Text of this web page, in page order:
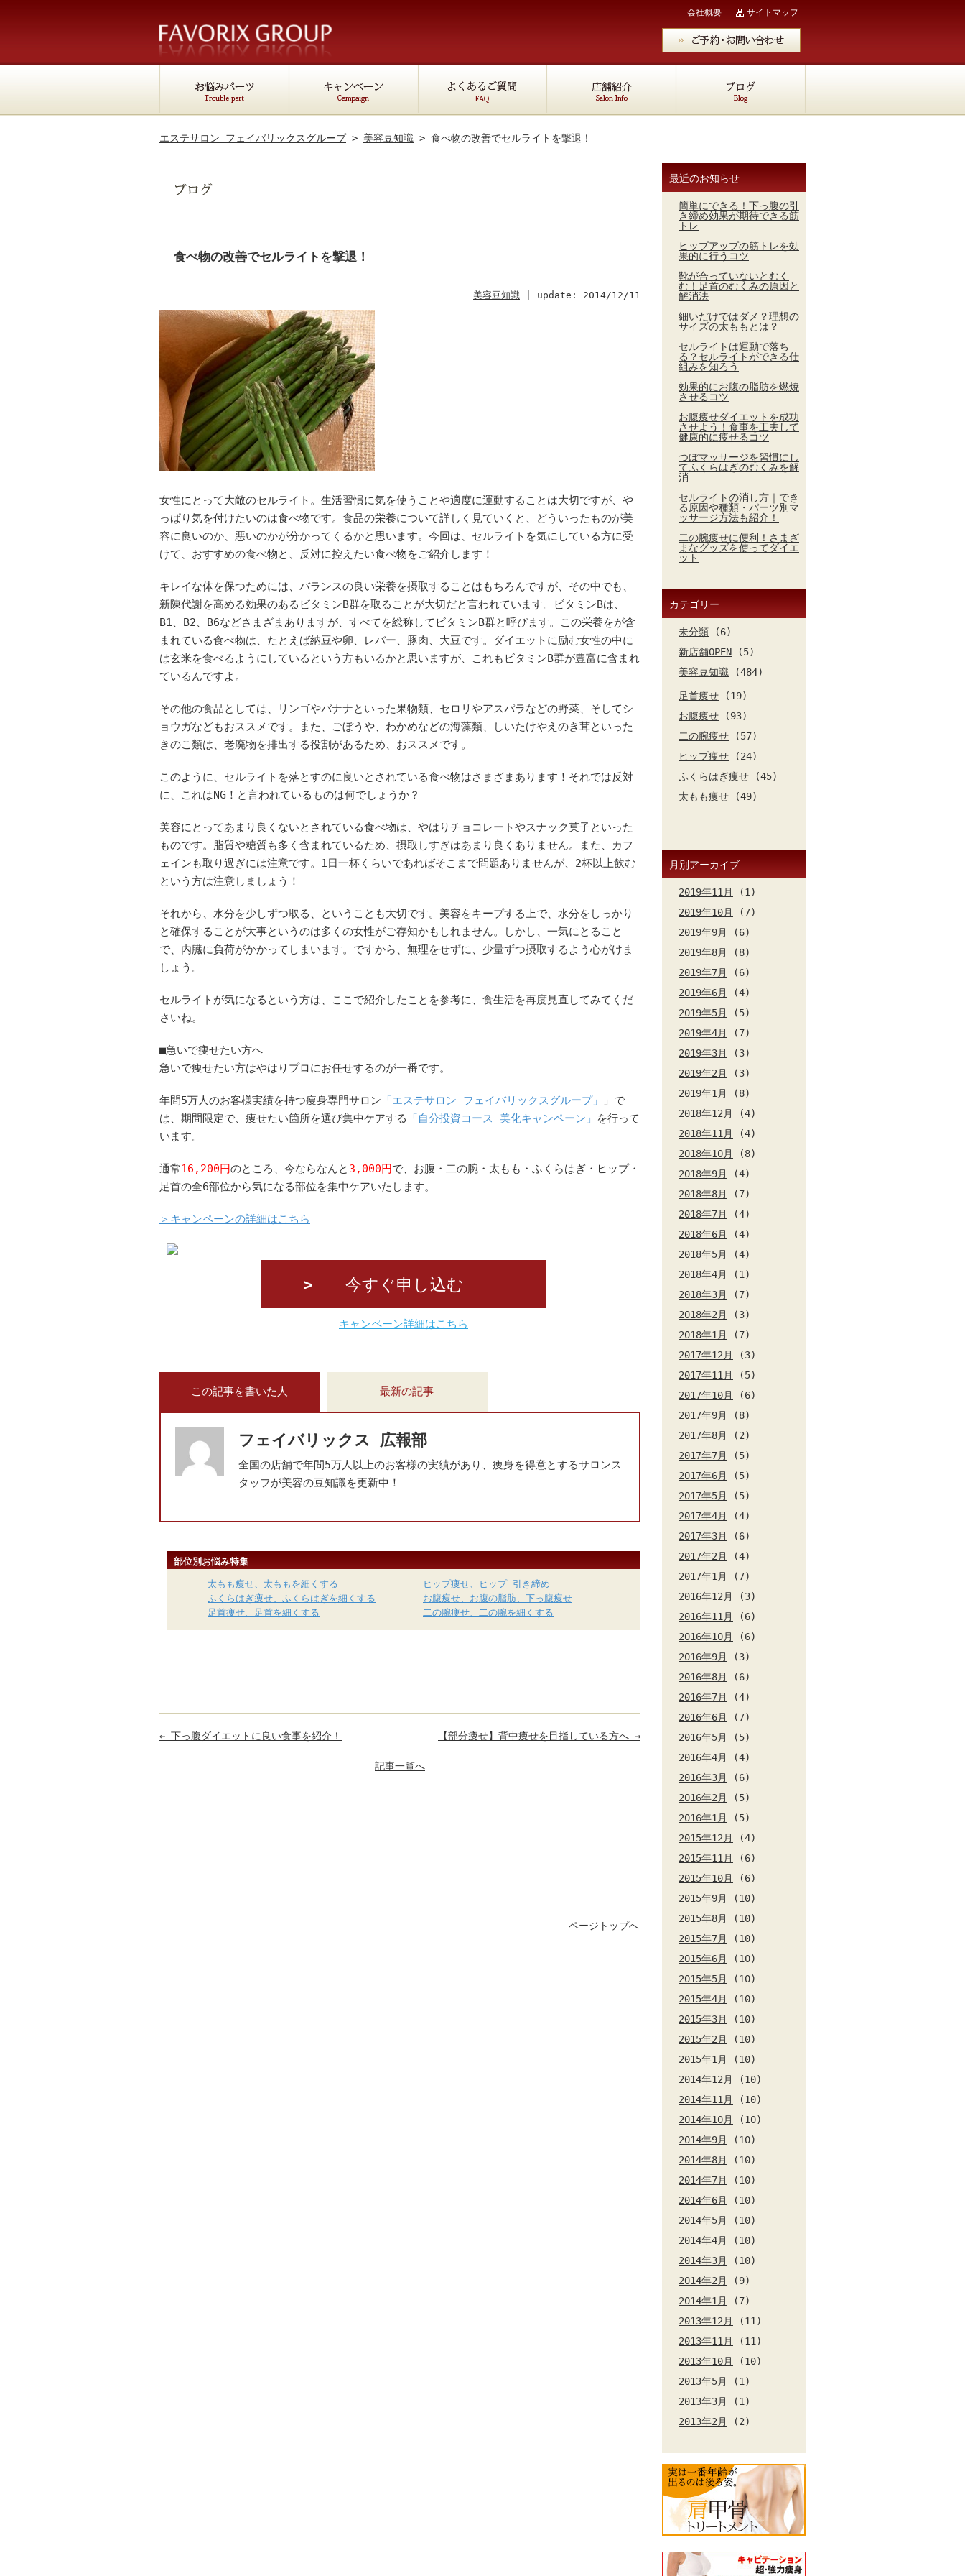
サイトマップ
会社概要
エステサロン フェイバリックスグループ> 美容豆知識 > 食べ物の改善でセルライトを撃退！
最近のお知らせ
簡単にできる！下っ腹の引
き締め効果が期待できる筋
トレ
ヒップアップの筋トレを効
果的に行うコツ
靴が合っていないとむく
む！足首のむくみの原因と
解消法
細いだけではダメ？理想の
サイズの太ももとは？
セルライトは運動で落ち
る？セルライトができる仕
組みを知ろう
効果的にお腹の脂肪を燃焼
させるコツ
お腹痩せダイエットを成功
させよう！食事を工夫して
健康的に痩せるコツ
つぼマッサージを習慣にし
てふくらはぎのむくみを解
消
セルライトの消し方｜でき
る原因や種類・パーツ別マ
ッサージ方法も紹介！
二の腕痩せに便利！さまざ
まなグッズを使ってダイエ
ット
カテゴリー
未分類 (6)
新店舗OPEN (5)
美容豆知識 (484)
足首痩せ (19)
お腹痩せ (93)
二の腕痩せ (57)
ヒップ痩せ (24)
ふくらはぎ痩せ (45)
太もも痩せ (49)
月別アーカイブ
2019年11月
(1)
2019年10月
(7)
2019年9月
(6)
2019年8月
(8)
2019年7月
(6)
2019年6月
(4)
2019年5月
(5)
2019年4月
(7)
2019年3月
(3)
2019年2月
(3)
2019年1月
(8)
2018年12月
(4)
2018年11月
(4)
2018年10月
(8)
2018年9月
(4)
2018年8月
(7)
2018年7月
(4)
2018年6月
(4)
2018年5月
(4)
2018年4月
(1)
2018年3月
(7)
2018年2月
(3)
2018年1月
(7)
2017年12月
(3)
2017年11月
(5)
2017年10月
(6)
2017年9月
(8)
2017年8月
(2)
2017年7月
(5)
2017年6月
(5)
2017年5月
(5)
2017年4月
(4)
2017年3月
(6)
2017年2月
(4)
2017年1月
(7)
2016年12月
(3)
2016年11月
(6)
2016年10月
(6)
2016年9月
(3)
2016年8月
(6)
2016年7月
(4)
2016年6月
(7)
2016年5月
(5)
2016年4月
(4)
2016年3月
(6)
2016年2月
(5)
2016年1月
(5)
2015年12月
(4)
2015年11月
(6)
2015年10月
(6)
2015年9月
(10)
2015年8月
(10)
2015年7月
(10)
2015年6月
(10)
2015年5月
(10)
2015年4月
(10)
2015年3月
(10)
2015年2月
(10)
2015年1月
(10)
2014年12月
(10)
2014年11月
(10)
2014年10月
(10)
2014年9月
(10)
2014年8月
(10)
2014年7月
(10)
2014年6月
(10)
2014年5月
(10)
2014年4月
(10)
2014年3月
(10)
2014年2月
(9)
2014年1月
(7)
2013年12月
(11)
2013年11月
(11)
2013年10月
(10)
2013年5月
(1)
2013年3月
(1)
2013年2月
(2)
食べ物の改善でセルライトを撃退！
美容豆知識 update: 2014/12/11
女性にとって大敵のセルライト。生活習慣に気を使うことや適度に運動することは大切ですが、や
っぱり気を付けたいのは食べ物です。食品の栄養について詳しく見ていくと、どういったものが美
容に良いのか、悪いのかが分かってくるかと思います。今回は、セルライトを気にしている方に受
けて、おすすめの食べ物と、反対に控えたい食べ物をご紹介します！
キレイな体を保つためには、バランスの良い栄養を摂取することはもちろんですが、その中でも、
新陳代謝を高める効果のあるビタミンB群を取ることが大切だと言われています。ビタミンBは、
B1、B2、B6などさまざまありますが、すべてを総称してビタミンB群と呼びます。この栄養をが含
まれている食べ物は、たとえば納豆や卵、レバー、豚肉、大豆です。ダイエットに励む女性の中に
は玄米を食べるようにしているという方もいるかと思いますが、これもビタミンB群が豊富に含まれ
ているんですよ。
その他の食品としては、リンゴやバナナといった果物類、セロリやアスパラなどの野菜、そしてシ
ョウガなどもおススメです。また、ごぼうや、わかめなどの海藻類、しいたけやえのき茸といった
きのこ類は、老廃物を排出する役割があるため、おススメです。
このように、セルライトを落とすのに良いとされている食べ物はさまざまあります！それでは反対
に、これはNG！と言われているものは何でしょうか？
美容にとってあまり良くないとされている食べ物は、やはりチョコレートやスナック菓子といった
ものです。脂質や糖質も多く含まれているため、摂取しすぎはあまり良くありません。また、カフ
ェインも取り過ぎには注意です。1日一杯くらいであればそこまで問題ありませんが、2杯以上飲む
という方は注意しましょう！
それから、水分を少しずつ取る、ということも大切です。美容をキープする上で、水分をしっかり
と確保することが大事というのは多くの女性がご存知かもしれません。しかし、一気にとること
で、内臓に負荷がかかってしまいます。ですから、無理をせずに、少量ずつ摂取するよう心がけま
しょう。
セルライトが気になるという方は、ここで紹介したことを参考に、食生活を再度見直してみてくだ
さいね。
■急いで痩せたい方へ
急いで痩せたい方はやはりプロにお任せするのが一番です。
年間5万人のお客様実績を持つ痩身専門サロン 「エステサロン フェイバリックスグループ」
」で
は、期間限定で、痩せたい箇所を選び集中ケアする
「自分投資コース 美化キャンペーン」
を行って
います。
通常16,200円のところ、今ならなんと 3,000円で、お腹・二の腕・太もも・ふくらはぎ・ヒップ・
足首の全6部位から気になる部位を集中ケアいたします。
＞キャンペーンの詳細はこちら
今すぐ申し込む
キャンペーン詳細はこちら
この記事を書いた人 最新の記事
フェイバリックス 広報部
全国の店舗で年間5万人以上のお客様の実績があり、痩身を得意とするサロンス
タッフが美容の豆知識を更新中！
部位別お悩み特集
太もも痩せ、太ももを細くする
ふくらはぎ痩せ、ふくらはぎを細くする
足首痩せ、足首を細くする
ヒップ痩せ、ヒップ 引き締め
お腹痩せ、お腹の脂肪、下っ腹痩せ
二の腕痩せ、二の腕を細くする
← 下っ腹ダイエットに良い食事を紹介！ 【部分痩せ】背中痩せを目指している方へ →
記事一覧へ
ページトップへ